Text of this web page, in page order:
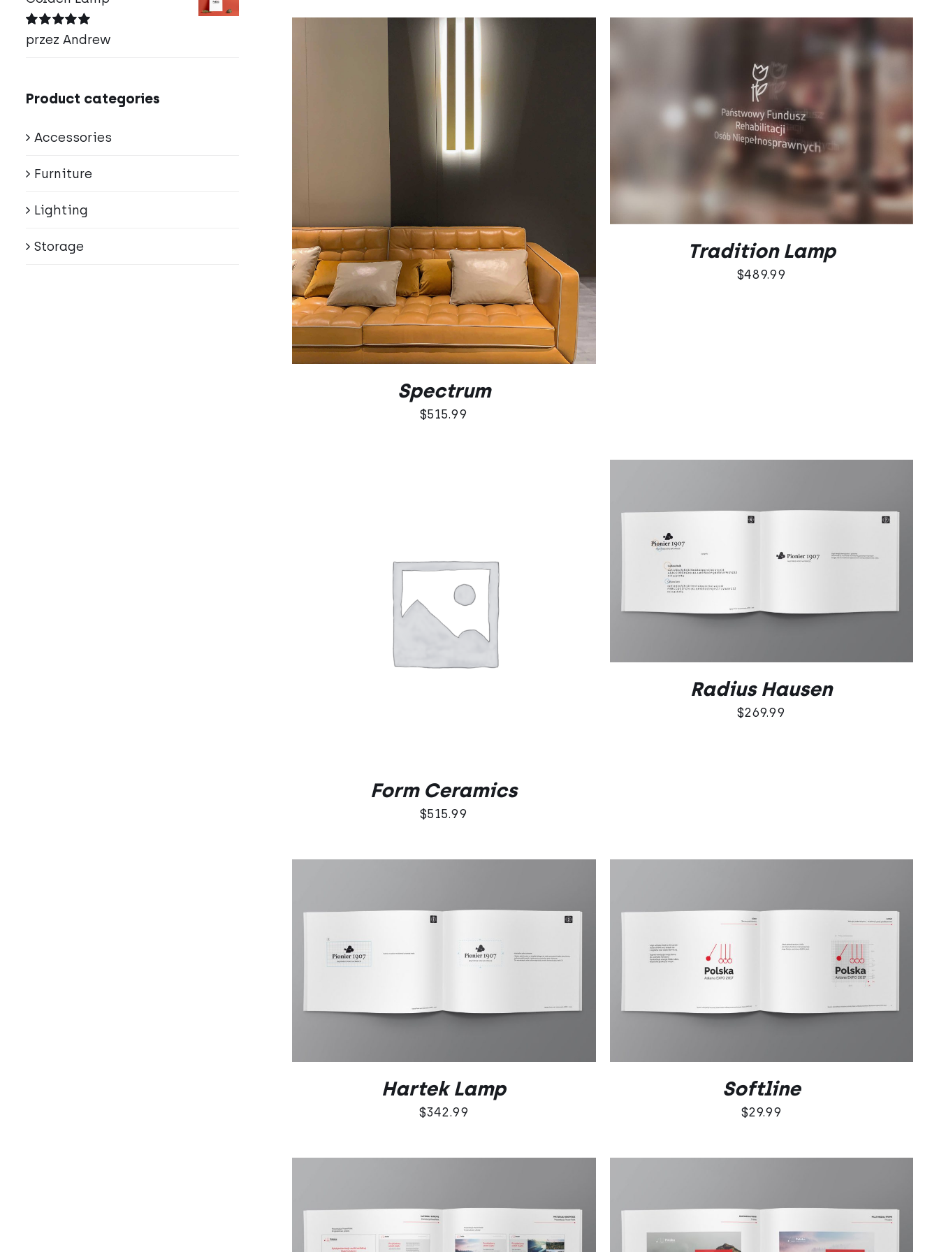
Spectrum
$515.99
DODAJ DO KOSZYKA / QUICK VIEW
Tradition Lamp
$489.99
Oceniono
na 5
DODAJ DO KOSZYKA QUICK VIEW
Form Ceramics
$515.99
DODAJ DO KOSZYKA QUICK VIEW
Radius Hausen
$269.99
DODAJ DO KOSZYKA QUICK VIEW
Hartek Lamp
$342.99
DODAJ DO KOSZYKA QUICK VIEW
Softline
$29.99
Oceniono5
na 5
przez Andrew
Product categories
Accessories
Furniture
Lighting
Storage